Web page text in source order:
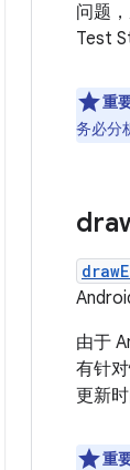
问题
Test
重
务必分
由于
有针
更新
重